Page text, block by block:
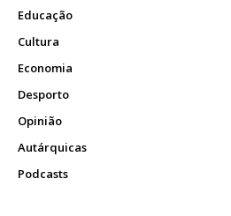
Educação
Cultura
Economia
Desporto
Opinião
Autárquicas
Podcasts